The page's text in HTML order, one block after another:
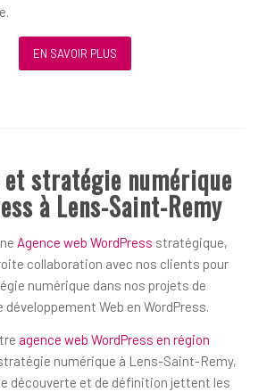
EN SAVOIR PLUS
et stratégie numérique
à Lens-Saint-Remy
Agence web WordPress stratégique,
collaboration avec nos clients pour
numérique dans nos projets de
Web en WordPress.
agence web WordPress en région
numérique à Lens-Saint-Remy,
découverte et de définition jettent les